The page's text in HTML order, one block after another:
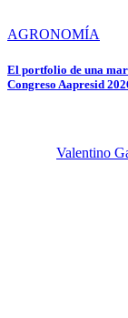
AGRONOMÍA
El portfolio de una
Congreso Aapresid
Valentino